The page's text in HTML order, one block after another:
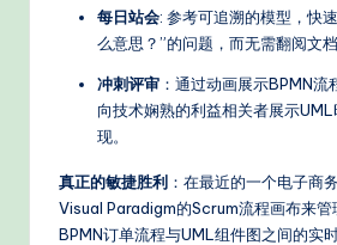
每日站会: 参考可追溯的模型，快
么意思？”的问题，而无需翻阅文档
冲刺评审 ：通过动画展示BPMN流
向技术娴熟的利益相关者展示
现。
真正的敏捷胜利 ：在最近的一个电子商
Visual Paradigm的Scrum流程画布来管
BPMN订单流程与UML组件图之间的实